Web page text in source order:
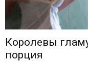
Королевы
порция